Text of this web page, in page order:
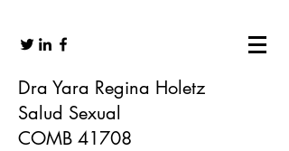
Dra Yara Regina Holetz
Salud Sexual
COMB 41708